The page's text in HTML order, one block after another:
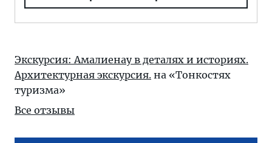
Экскурсия: Амалиенау в деталях и историях.
Архитектурная экскурсия. на «Тонкостях
туризма»
Все отзывы